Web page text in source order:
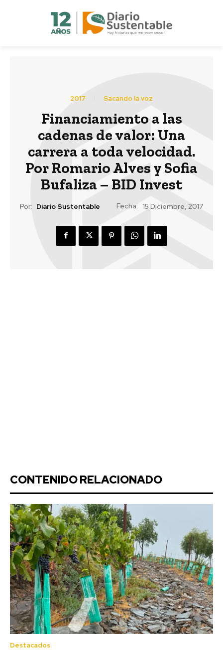
2017 Sacando la voz
Financiamiento a las
cadenas de valor: Una
carrera a toda velocidad.
Por Romario Alves y Sofia
Bufaliza – BID Invest
Por: Diario Sustentable Fecha: 15 Diciembre, 2017
CONTENIDO RELACIONADO
Destacados